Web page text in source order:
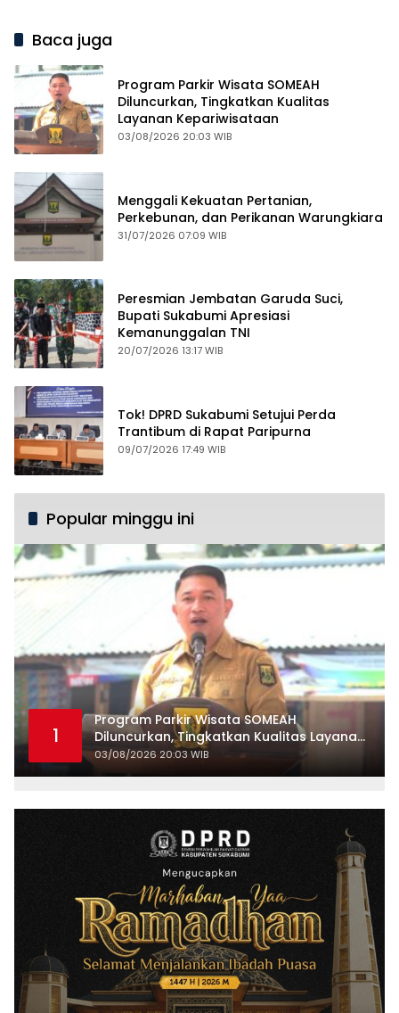
Baca juga
Program Parkir Wisata SOMEAH
Diluncurkan, Tingkatkan Kualitas
Layanan Kepariwisataan
03/08/2026 20:03 WIB
Menggali Kekuatan Pertanian,
Perkebunan, dan Perikanan Warungkiara
31/07/2026 07:09 WIB
Peresmian Jembatan Garuda Suci,
Bupati Sukabumi Apresiasi
Kemanunggalan TNI
20/07/2026 13:17 WIB
Tok! DPRD Sukabumi Setujui Perda
Trantibum di Rapat Paripurna
09/07/2026 17:49 WIB
Popular minggu ini
1
Program Parkir Wisata SOMEAH
Diluncurkan, Tingkatkan Kualitas Layanan
Kepariwisataan
03/08/2026 20:03 WIB